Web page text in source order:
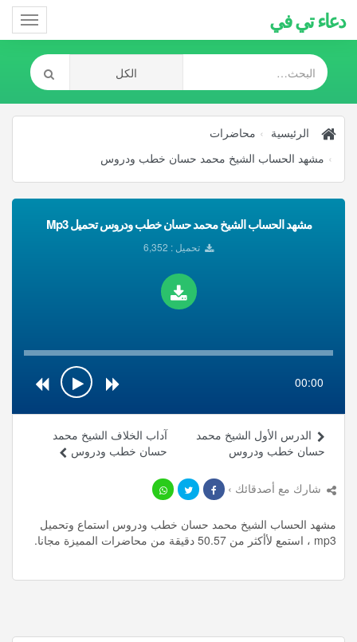
دعاء تي في
الرئيسية
محاضرات
مشهد الحساب الشيخ محمد حسان خطب ودروس
مشهد الحساب الشيخ محمد حسان خطب ودروس تحميل Mp3
تحميل : 6,352
00:00
آداب الخلاف الشيخ محمد
حسان خطب ودروس
الدرس الأول الشيخ محمد
حسان خطب ودروس
شارك مع أصدقائك ›
مشهد الحساب الشيخ محمد حسان خطب ودروس استماع وتحميل
mp3 ، استمع لأأكثر من 50.57 دقيقة من محاضرات المميزة مجانا.